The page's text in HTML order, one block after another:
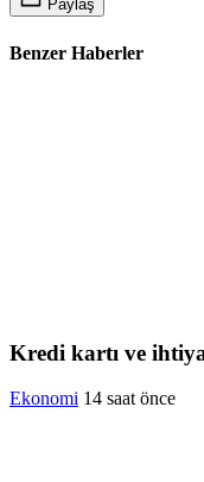
Paylaş
Benzer Haberler
Kredi kartı ve
Ekonomi 14 saat önce